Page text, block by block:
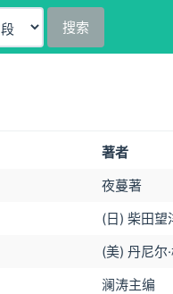
搜索
著者
夜蔓著
(日) 柴田望
(美) 丹尼尔
澜涛主编